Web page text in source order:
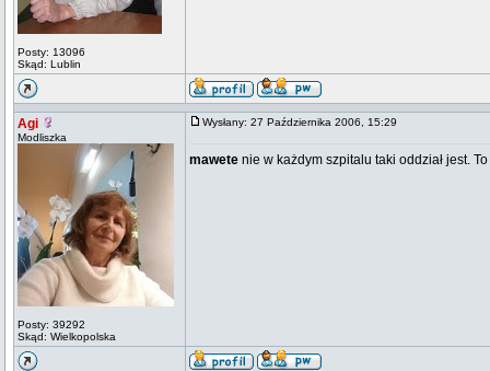
Posty: 13096
Skąd: Lublin
Agi
Modliszka
Posty: 39292
Skąd: Wielkopolska
Wysłany: 27 Października 2006, 15:29
mawete nie w każdym szpitalu taki oddział jest.